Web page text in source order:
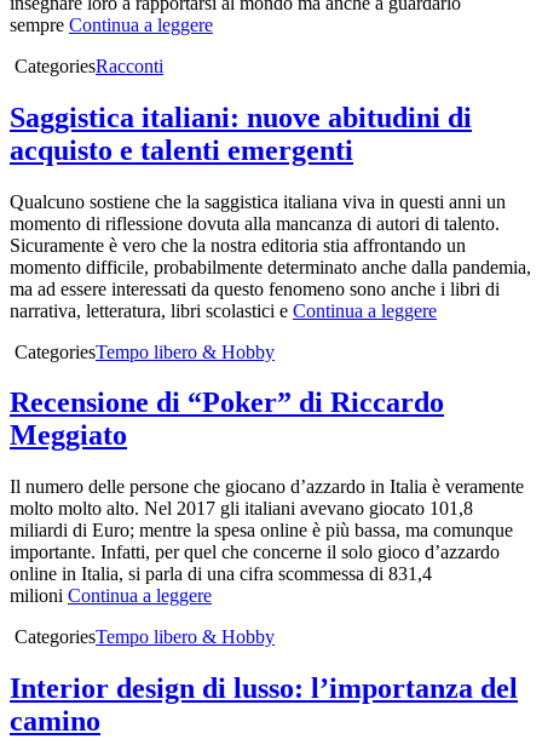
sempre Continua a leggere
CategoriesRacconti
Saggistica italiani: nuove abitudini di
acquisto e talenti emergenti
Qualcuno sostiene che la saggistica italiana viva in questi anni un
momento di riflessione dovuta alla mancanza di autori di talento.
Sicuramente è vero che la nostra editoria stia affrontando un
momento difficile, probabilmente determinato anche dalla pandemia,
ma ad essere interessati da questo fenomeno sono anche i libri di
narrativa, letteratura, libri scolastici e Continua a leggere
CategoriesTempo libero & Hobby
Recensione di “Poker” di Riccardo
Meggiato
Il numero delle persone che giocano d’azzardo in Italia è veramente
molto molto alto. Nel 2017 gli italiani avevano giocato 101,8
miliardi di Euro; mentre la spesa online è più bassa, ma comunque
importante. Infatti, per quel che concerne il solo gioco d’azzardo
online in Italia, si parla di una cifra scommessa di 831,4
milioni Continua a leggere
CategoriesTempo libero & Hobby
Interior design di lusso: l’importanza del
camino